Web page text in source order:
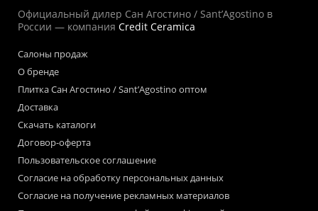
Официальный дилер Сан Агостино / Sant’Agostino в
России — компания Credit Ceramica
Салоны продаж
О бренде
Плитка Сан Агостино / Sant’Agostino оптом
Доставка
Скачать каталоги
Договор-оферта
Пользовательское соглашение
Согласие на обработку персональных данных
Согласие на получение рекламных материалов